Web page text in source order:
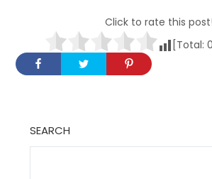
Click to rate this post!
[Total: 0
SEARCH